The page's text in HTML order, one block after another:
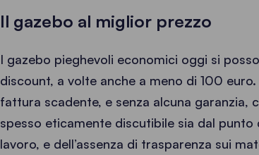
Il gazebo al miglior prezzo
I gazebo pieghevoli economici oggi si
discount, a volte anche a meno di 100
fattura scadente, e senza alcuna garanzia,
spesso eticamente discutibile sia dal
lavoro, e dell’assenza di trasparenza sui